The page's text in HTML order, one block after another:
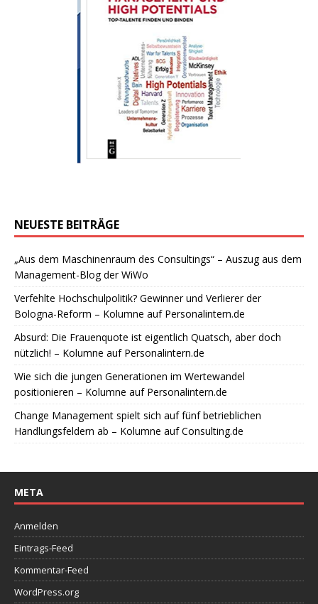
NEUESTE BEITRÄGE
„Aus dem Maschinenraum des Consultings“ – Auszug aus dem
Management-Blog der WiWo
Verfehlte Hochschulpolitik? Gewinner und Verlierer der
Bologna-Reform – Kolumne auf Personalintern.de
Absurd: Die Frauenquote ist eigentlich Quatsch, aber doch
nützlich! – Kolumne auf Personalintern.de
Wie sich die jungen Generationen im Wertewandel
positionieren – Kolumne auf Personalintern.de
Change Management spielt sich auf fünf betrieblichen
Handlungsfeldern ab – Kolumne auf Consulting.de
META
Anmelden
Eintrags-Feed
Kommentar-Feed
WordPress.org